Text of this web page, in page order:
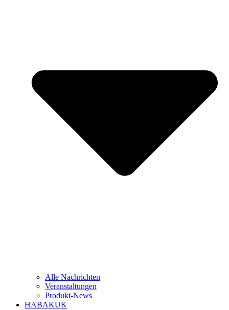
Alle Nachrichten
Veranstaltungen
Produkt-News
HABAKUK